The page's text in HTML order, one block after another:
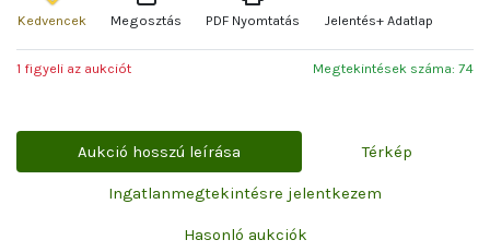
Kedvencek Megosztás PDF Nyomtatás Jelentés+ Adatlap
1 figyeli az aukciót Megtekintések száma: 74
Aukció hosszú leírása Térkép
Ingatlanmegtekintésre jelentkezem
Hasonló aukciók